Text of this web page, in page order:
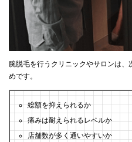
腕脱毛を行うクリニックやサロンは
めです。
総額を抑えられるか
痛みは耐えられるレベルか
店舗数が多く通いやすいか